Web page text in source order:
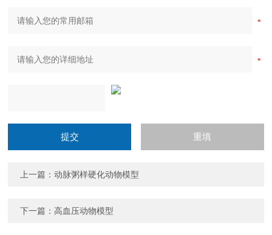
上一篇：动脉粥样硬化动物模型
下一篇：高血压动物模型